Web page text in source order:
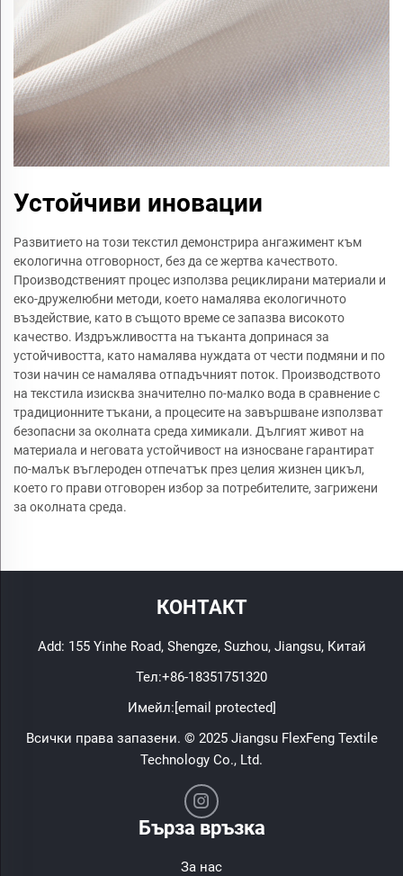
Устойчиви иновации
Развитието на този текстил демонстрира ангажимент към
екологична отговорност, без да се жертва качеството.
Производственият процес използва рециклирани материали и
еко-дружелюбни методи, което намалява екологичното
въздействие, като в същото време се запазва високото
качество. Издръжливостта на тъканта допринася за
устойчивостта, като намалява нуждата от чести подмяни и по
този начин се намалява отпадъчният поток. Производството
на текстила изисква значително по-малко вода в сравнение с
традиционните тъкани, а процесите на завършване използват
безопасни за околната среда химикали. Дългият живот на
материала и неговата устойчивост на износване гарантират
по-малък въглероден отпечатък през целия жизнен цикъл,
което го прави отговорен избор за потребителите, загрижени
за околната среда.
КОНТАКТ
Add: 155 Yinhe Road, Shengze, Suzhou, Jiangsu, Китай
Тел:+86-18351751320
Имейл:[email protected]
Всички права запазени. © 2025 Jiangsu FlexFeng Textile
Technology Co., Ltd.
Бърза връзка
За нас